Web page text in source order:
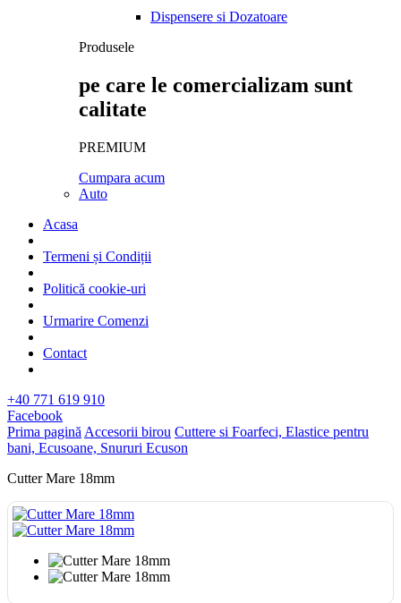
Dispensere si Dozatoare
Produsele
pe care le comercializam sunt
calitate
PREMIUM
Cumpara acum
Auto
Acasa
Termeni și Condiții
Politică cookie-uri
Urmarire Comenzi
Contact
+40 771 619 910
Facebook
Prima pagină Accesorii birou Cuttere si Foarfeci, Elastice pentru
bani, Ecusoane, Snururi Ecuson
Cutter Mare 18mm